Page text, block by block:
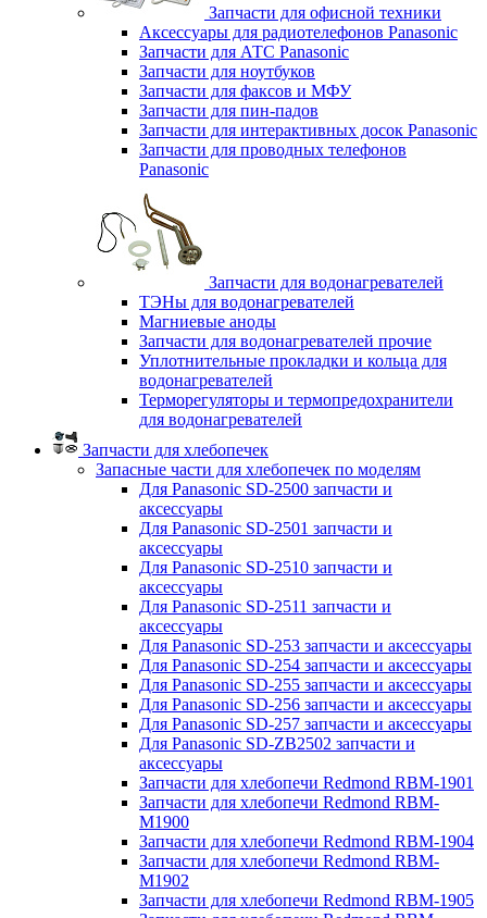
Запчасти для офисной техники
Аксессуары для радиотелефонов Panasonic
Запчасти для АТС Panasonic
Запчасти для ноутбуков
Запчасти для факсов и МФУ
Запчасти для пин-падов
Запчасти для интерактивных досок Panasonic
Запчасти для проводных телефонов
Panasonic
Запчасти для водонагревателей
ТЭНы для водонагревателей
Магниевые аноды
Запчасти для водонагревателей прочие
Уплотнительные прокладки и кольца для
водонагревателей
Терморегуляторы и термопредохранители
для водонагревателей
Запчасти для хлебопечек
Запасные части для хлебопечек по моделям
Для Panasonic SD-2500 запчасти и
аксессуары
Для Panasonic SD-2501 запчасти и
аксессуары
Для Panasonic SD-2510 запчасти и
аксессуары
Для Panasonic SD-2511 запчасти и
аксессуары
Для Panasonic SD-253 запчасти и аксессуары
Для Panasonic SD-254 запчасти и аксессуары
Для Panasonic SD-255 запчасти и аксессуары
Для Panasonic SD-256 запчасти и аксессуары
Для Panasonic SD-257 запчасти и аксессуары
Для Panasonic SD-ZB2502 запчасти и
аксессуары
Запчасти для хлебопечи Redmond RBM-1901
Запчасти для хлебопечи Redmond RBM-
M1900
Запчасти для хлебопечи Redmond RBM-1904
Запчасти для хлебопечи Redmond RBM-
M1902
Запчасти для хлебопечи Redmond RBM-1905